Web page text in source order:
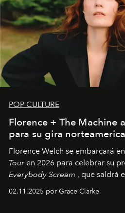
POP CULTURE
Florence + The Machine
para su gira
Florence Welch se embarcará en
Tour en 2026 para celebrar su
Everybody Scream , que saldrá
02.11.2025 por Grace Clarke